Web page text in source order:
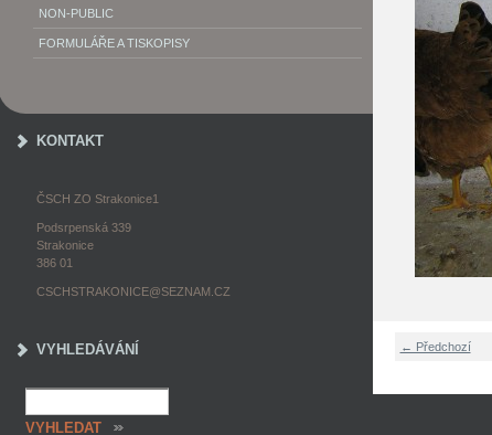
← Předchozí
NON-PUBLIC
FORMULÁŘE A TISKOPISY
KONTAKT
ČSCH ZO Strakonice1
Podsrpenská 339
Strakonice
386 01
CSCHSTRAKONICE@SEZNAM.CZ
VYHLEDÁVÁNÍ